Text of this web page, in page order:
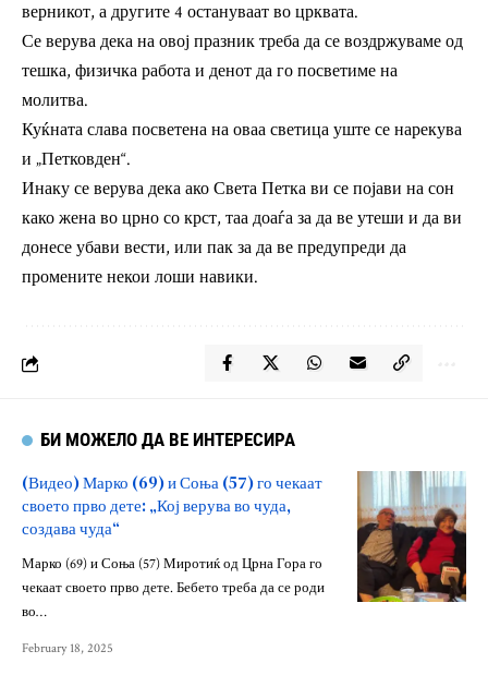
верникот, а другите 4 остануваат во црквата.
Се верува дека на овој празник треба да се воздржуваме од
тешка, физичка работа и денот да го посветиме на
молитва.
Куќната слава посветена на оваа светица уште се нарекува
и „Петковден“.
Инаку се верува дека ако Света Петка ви се појави на сон
како жена во црно со крст, таа доаѓа за да ве утеши и да ви
донесе убави вести, или пак за да ве предупреди да
промените некои лоши навики.
БИ МОЖЕЛО ДА ВЕ ИНТЕРЕСИРА
(Видео) Марко (69) и Соња (57) го чекаат
своето прво дете: „Кој верува во чуда,
создава чуда“
Марко (69) и Соња (57) Миротиќ од Црна Гора го
чекаат своето прво дете. Бебето треба да се роди
во…
February 18, 2025